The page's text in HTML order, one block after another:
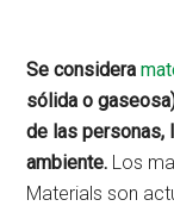
Se considera
sólida o
de las personas,
ambiente. Los
Materials son